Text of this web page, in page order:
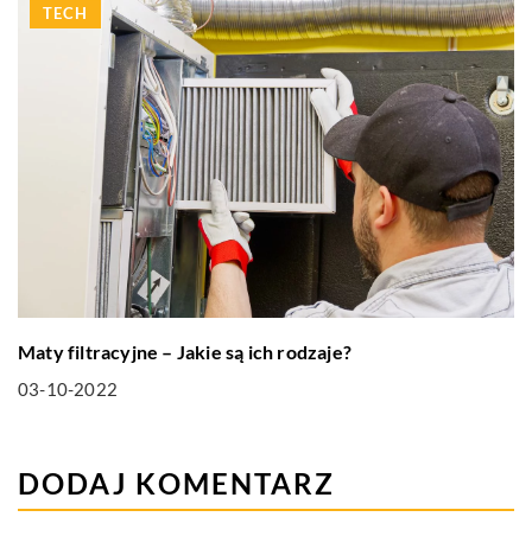
TECH
Maty filtracyjne – Jakie są ich rodzaje?
03-10-2022
DODAJ KOMENTARZ